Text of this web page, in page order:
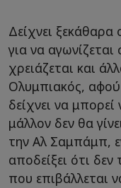
Δείχνει ξεκάθαρα
για να
χρειάζεται και
Ολυμπιακός,
δείχνει να
μάλλον δεν θα
την Αλ Σαμπάμπ,
αποδείξει ότι
που επιβάλλεται